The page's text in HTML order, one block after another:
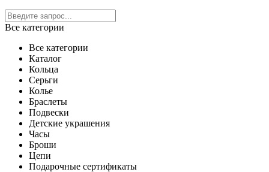
Все категории
Все категории
Каталог
Кольца
Серьги
Колье
Браслеты
Подвески
Детские украшения
Часы
Броши
Цепи
Подарочные сертификаты